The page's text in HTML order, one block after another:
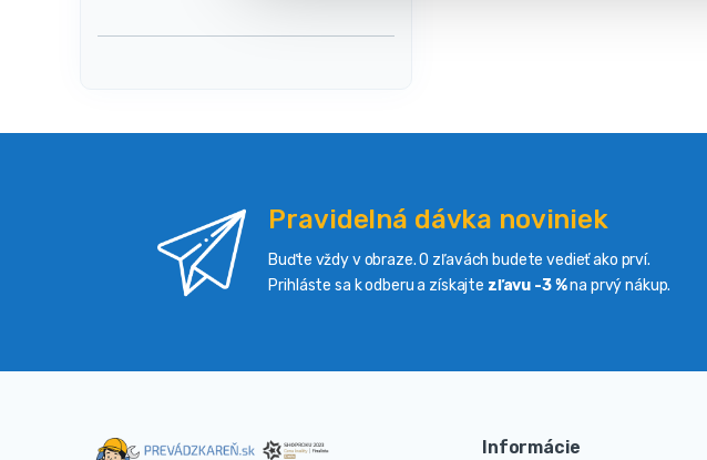
Pravidelná dávka noviniek
Buďte vždy v obraze. O zľavách budete vedieť ako prví.
Prihláste sa k odberu a získajte zľavu -3 %na prvý nákup.
Informácie